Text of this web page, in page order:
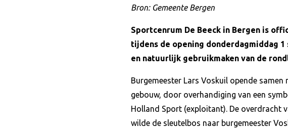
Bron: Gemeente Bergen
Sportcenrum De Beeck in Bergen is
tijdens de opening donderdagmiddag
en natuurlijk gebruikmaken van de
Burgemeester Lars Voskuil opende
gebouw, door overhandiging van een
Holland Sport (exploitant). De overdracht
wilde de sleutelbos naar burgemeester